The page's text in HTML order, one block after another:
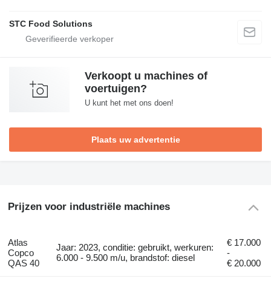
STC Food Solutions
Verkoopt u machines of
voertuigen?
U kunt het met ons doen!
Plaats uw advertentie
Prijzen voor industriële machines
Atlas
Copco
QAS 40
Jaar: 2023, conditie: gebruikt, werkuren:
6.000 - 9.500 m/u, brandstof: diesel
€ 17.000
-
€ 20.000